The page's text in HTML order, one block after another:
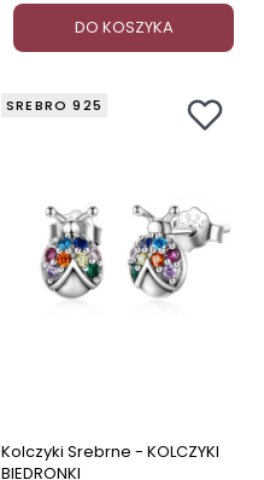
DO KOSZYKA
SREBRO 925
Kolczyki Srebrne - KOLCZYKI
BIEDRONKI